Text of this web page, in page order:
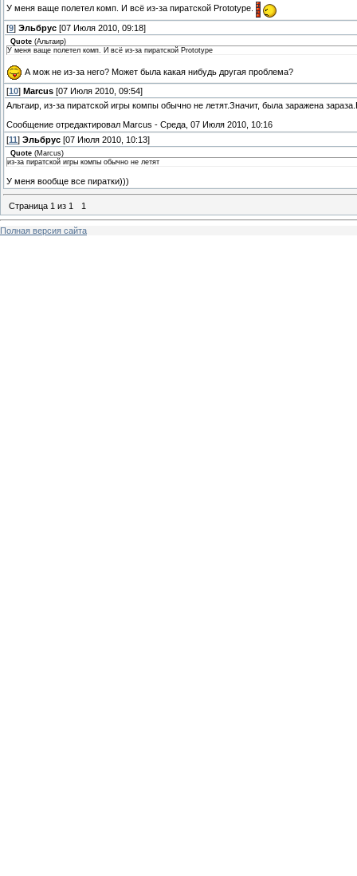
У меня ваще полетел комп. И всё из-за пиратской Prototype.
[9] Эльбрус [07 Июля 2010, 09:18]
Quote (Альтаир)
У меня ваще полетел комп. И всё из-за пиратской Prototype
А мож не из-за него? Может была какая нибудь другая проблема?
[10] Marcus [07 Июля 2010, 09:54]
Альтаир, из-за пиратской игры компы обычно не летят.Значит, была заражена
Сообщение отредактировал Marcus - Среда, 07 Июля 2010, 10:16
[11 ] Эльбрус [07 Июля 2010, 10:13]
Quote (Marcus)
из-за пиратской игры компы обычно не летят
У меня вообще все пиратки)))
Страница 1 из 1 1
Полная версия сайта